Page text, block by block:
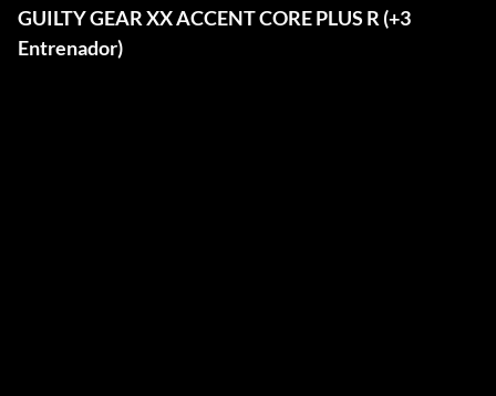
GUILTY GEAR XX ACCENT CORE PLUS R (+3
Entrenador)